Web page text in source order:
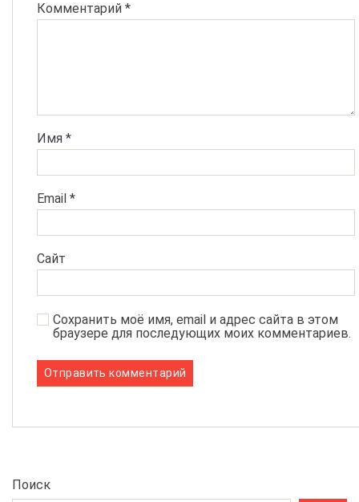
Комментарий *
Имя *
Email *
Сайт
Сохранить моё имя, email и адрес сайта в этом
браузере для последующих моих комментариев.
Поиск